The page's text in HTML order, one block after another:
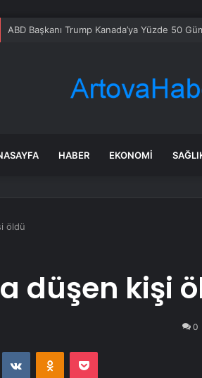
ABD Başkanı Trump Kanada’ya Yüzde 50
HABER EKONOMI
öldü
düşen kişi
0
VKontakteOdnoklassniki
Pocket